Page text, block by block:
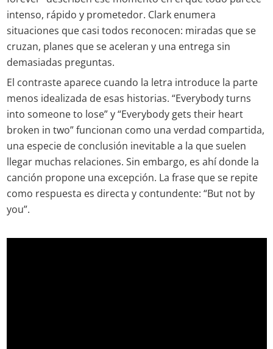
intenso, rápido y prometedor. Clark enumera
situaciones que casi todos reconocen: miradas que se
cruzan, planes que se aceleran y una entrega sin
demasiadas preguntas.
El contraste aparece cuando la letra introduce la parte
menos idealizada de esas historias. “Everybody turns
into someone to lose” y “Everybody gets their heart
broken in two” funcionan como una verdad compartida,
una especie de conclusión inevitable a la que suelen
llegar muchas relaciones. Sin embargo, es ahí donde la
canción propone una excepción. La frase que se repite
como respuesta es directa y contundente: “But not by
you”.